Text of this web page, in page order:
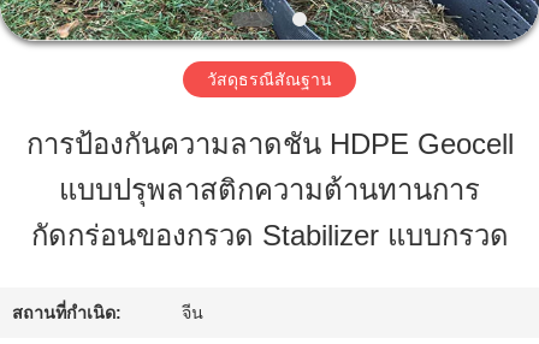
กับ
โรงงาน
ควบคุม
วัสดุธรณีสัณฐาน
การป้องกันความลาดชัน HDPE Geocell
แบบปรุพลาสติกความต้านทานการ
กัดกร่อนของกรวด Stabilizer แบบกรวด
สถานที่กำเนิด: จีน